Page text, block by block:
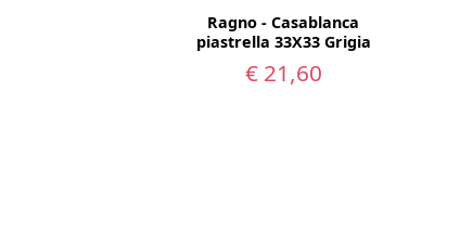
Ragno - Casablanca
piastrella 33X33 Grigia
€ 21,60